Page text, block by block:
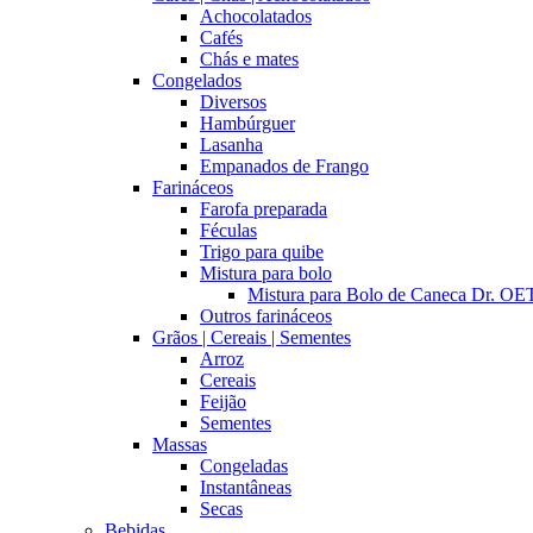
Achocolatados
Cafés
Chás e mates
Congelados
Diversos
Hambúrguer
Lasanha
Empanados de Frango
Farináceos
Farofa preparada
Féculas
Trigo para quibe
Mistura para bolo
Mistura para Bolo de Caneca Dr.
Outros farináceos
Grãos | Cereais | Sementes
Arroz
Cereais
Feijão
Sementes
Massas
Congeladas
Instantâneas
Secas